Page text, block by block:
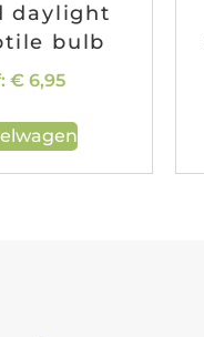
daylight
bulb
€6,95